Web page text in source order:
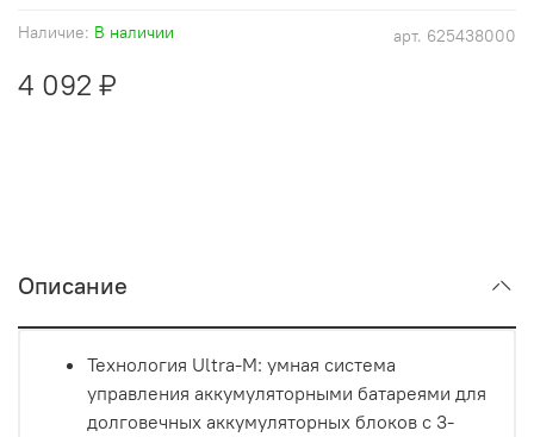
арт. 625438000
Наличие: В наличии
4 092 ₽
Описание
Технология Ultra-M: умная система
управления аккумуляторными батареями для
долговечных аккумуляторных блоков с 3-